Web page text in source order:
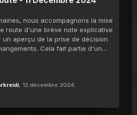
nous accompagnons la mise
route d'une brève note explicative
un aperçu de la prise de décision
Cela fait partie d'un...
, 12 décembre 2024